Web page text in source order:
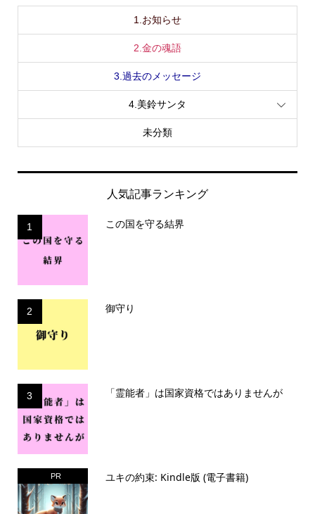
1.お知らせ
2.金の魂語
3.過去のメッセージ
4.美鈴サンタ
未分類
人気記事ランキング
1 この国を守る結界
2 御守り
3 「霊能者」は国家資格ではありませんが
PR ユキの約束: Kindle版 (電子書籍)